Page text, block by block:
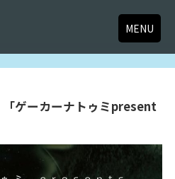
MENU
ゲーカーナトゥミpresent